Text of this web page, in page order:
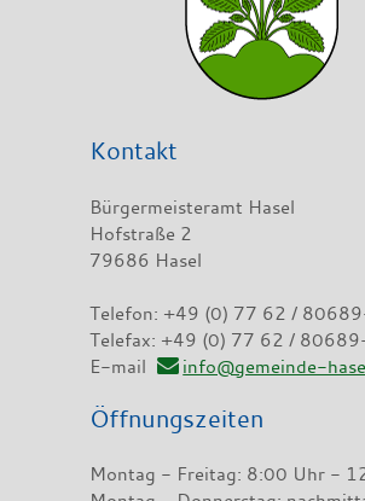
Kontakt
Bürgermeisteramt Hasel
Hofstraße 2
79686 Hasel
Telefon: +49 (0) 77 62 /
Telefax: +49 (0) 77 62 /
E-mail
info@gemeinde-
Öffnungszeiten
Montag - Freitag: 8:00 Uhr -